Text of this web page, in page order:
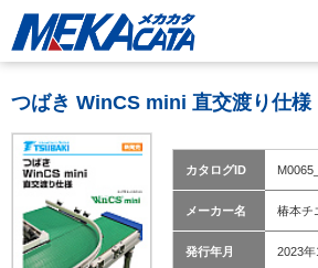
つばき WinCS mini 直交渡り仕様
カタログID
メーカー名 椿本チ
発行年月 2023年